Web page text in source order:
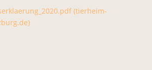
(tierheim-